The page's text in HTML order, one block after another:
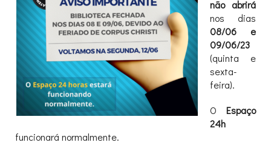
não abrirá
nos dias
08/06 e
09/06/23
(quinta e
sexta-
feira).
O Espaço
24h
funcionará normalmente.